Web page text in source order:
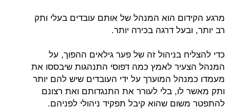
מרגע הקידום הוא המנהל של אותם עובדים בעלי ותק
רב יותר, ובעל דרגה בכירה יותר.
כדי להצליח בניהול זה של פער גילאים ההפוך, על
המנהל הצעיר לאמץ כמה דפוסי התנהגות שיבססו את
מעמדו כמנהל המוערך על ידי העובדים שיש להם יותר
ותק מאשר לו, בלי לעורר את התנגדותם ואת רצונם
להתפטר משום שהוא קיבל תפקיד ניהולי לפניהם.